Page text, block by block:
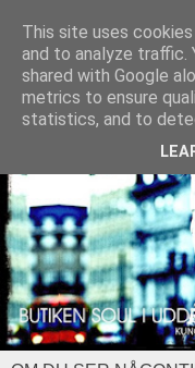
This site uses
and to analyze traffic.
shared with Google
metrics to ensure
statistics, and to